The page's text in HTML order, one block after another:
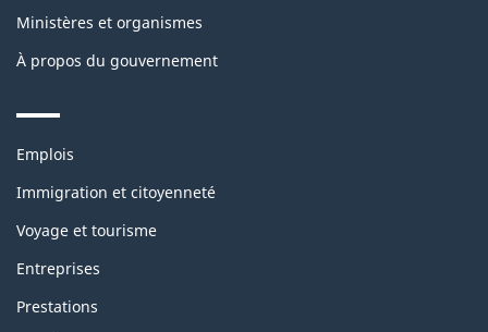
Ministères et organismes
À propos du gouvernement
Themes
topics
Emplois
Immigration et citoyenneté
Voyage et tourisme
Entreprises
Prestations